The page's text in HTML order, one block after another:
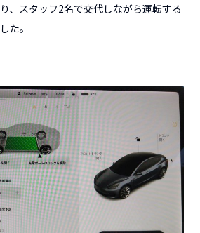
、スタッフ2名で交代しながら運転する
た。